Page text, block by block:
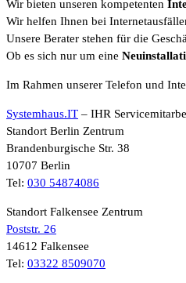
Wir bieten unseren kompetenten
Wir helfen Ihnen bei
Unsere Berater stehen für die
Ob es sich nur um eine
Im Rahmen unserer Telefon und
Systemhaus.IT – IHR
Standort Berlin Zentrum
Brandenburgische Str. 38
10707 Berlin
Tel: 030 54874086
Standort Falkensee Zentrum
Poststr. 26
14612 Falkensee
Tel: 03322 8509070